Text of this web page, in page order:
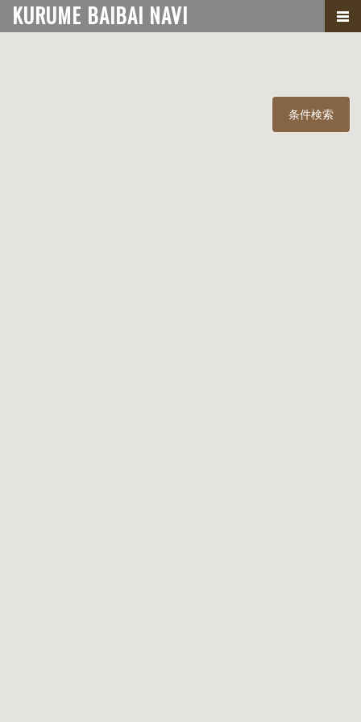
KURUME BAIBAI NAVI
条件検索